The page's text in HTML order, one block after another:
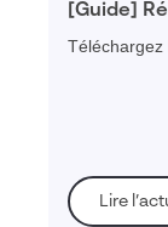
[Guide]
Téléchargez
Lire